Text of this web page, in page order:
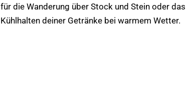
für die Wanderung über Stock und Stein oder das
Kühlhalten deiner Getränke bei warmem Wetter.